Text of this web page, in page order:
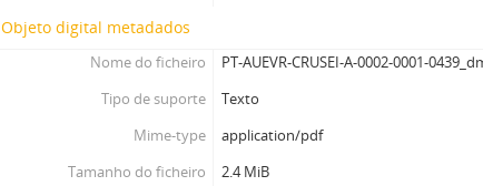
Objeto digital metadados
Nome do ficheiro
PT-AUEVR-CRUSEI-A-0002-0001-
Tipo de suporte
Texto
Mime-type
application/pdf
Tamanho do ficheiro
2.4 MiB